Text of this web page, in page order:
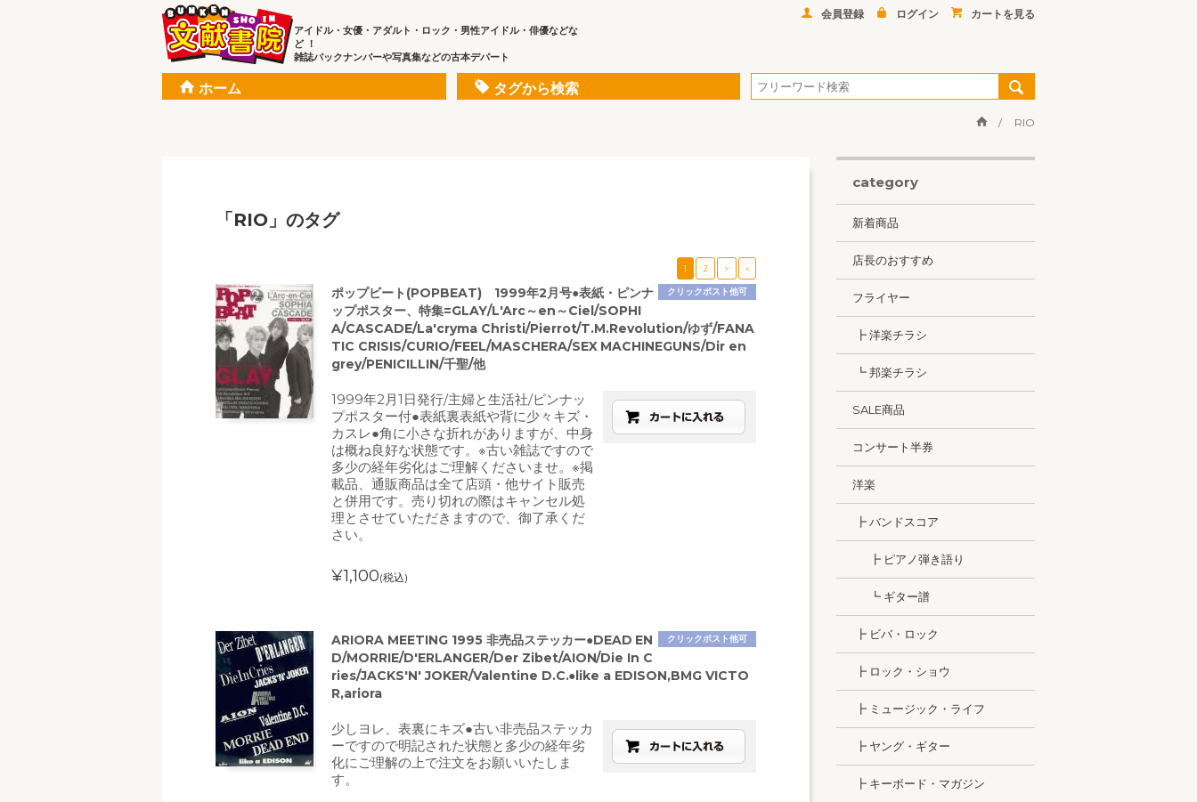
アイドル・女優・アダルト・ロック・男性アイドル・俳優などな
ど ！
雑誌バックナンバーや写真集などの古本デパート
会員登録 ログイン カートを見る
ホーム タグから検索
RIO
「RIO」のタグ
1 2 > »
クリックポスト他可
ポップビート(POPBEAT) 1999年2月号●表紙・ピンナ
ップポスター、特集=GLAY/L'Arc～en～Ciel/SOPHI
A/CASCADE/La'cryma Christi/Pierrot/T.M.Revolution/ゆず/FANA
TIC CRISIS/CURIO/FEEL/MASCHERA/SEX MACHINEGUNS/Dir en
grey/PENICILLIN/千聖/他
1999年2月1日発行/主婦と生活社/ピンナッ
プポスター付●表紙裏表紙や背に少々キズ・
カスレ●角に小さな折れがありますが、中身
は概ね良好な状態です。※古い雑誌ですので
多少の経年劣化はご理解くださいませ。※掲
載品、通販商品は全て店頭・他サイト販売
と併用です。売り切れの際はキャンセル処
理とさせていただきますので、御了承くだ
さい。
¥1,100(税込)
クリックポスト他可
ARIORA MEETING 1995 非売品ステッカー●DEAD EN
D/MORRIE/D'ERLANGER/Der Zibet/AION/Die In C
ries/JACKS'N' JOKER/Valentine D.C.●like a EDISON,BMG VICTO
R,ariora
少しヨレ、表裏にキズ●古い非売品ステッカ
ーですので明記された状態と多少の経年劣
化にご理解の上で注文をお願いいたしま
す。
category
新着商品
店長のおすすめ
フライヤー
┣ 洋楽チラシ
┗ 邦楽チラシ
SALE商品
コンサート半券
洋楽
┣ バンドスコア
┣ ピアノ弾き語り
┗ ギター譜
┣ ビバ・ロック
┣ ロック・ショウ
┣ ミュージック・ライフ
┣ ヤング・ギター
┣ キーボード・マガジン